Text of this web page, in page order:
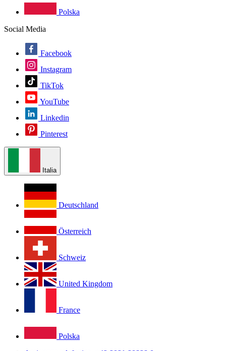
Polska
Social Media
Facebook
Instagram
TikTok
YouTube
Linkedin
Pinterest
Italia
Deutschland
Österreich
Schweiz
United Kingdom
France
Polska